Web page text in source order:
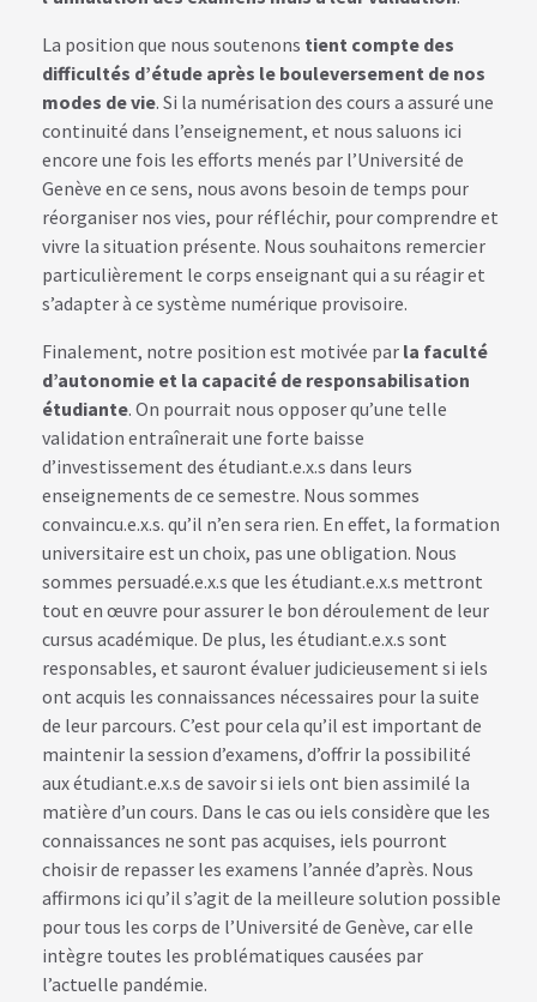
La position que nous soutenons tient compte des
difficultés d’étude après le bouleversement de nos
modes de vie. Si la numérisation des cours a assuré une
continuité dans l’enseignement, et nous saluons ici
encore une fois les efforts menés par l’Université de
Genève en ce sens, nous avons besoin de temps pour
réorganiser nos vies, pour réfléchir, pour comprendre et
vivre la situation présente. Nous souhaitons remercier
particulièrement le corps enseignant qui a su réagir et
s’adapter à ce système numérique provisoire.
Finalement, notre position est motivée par la faculté
d’autonomie et la capacité de responsabilisation
étudiante. On pourrait nous opposer qu’une telle
validation entraînerait une forte baisse
d’investissement des étudiant.e.x.s dans leurs
enseignements de ce semestre. Nous sommes
convaincu.e.x.s. qu’il n’en sera rien. En effet, la formation
universitaire est un choix, pas une obligation. Nous
sommes persuadé.e.x.s que les étudiant.e.x.s mettront
tout en œuvre pour assurer le bon déroulement de leur
cursus académique. De plus, les étudiant.e.x.s sont
responsables, et sauront évaluer judicieusement si iels
ont acquis les connaissances nécessaires pour la suite
de leur parcours. C’est pour cela qu’il est important de
maintenir la session d’examens, d’offrir la possibilité
aux étudiant.e.x.s de savoir si iels ont bien assimilé la
matière d’un cours. Dans le cas ou iels considère que les
connaissances ne sont pas acquises, iels pourront
choisir de repasser les examens l’année d’après. Nous
affirmons ici qu’il s’agit de la meilleure solution possible
pour tous les corps de l’Université de Genève, car elle
intègre toutes les problématiques causées par
l’actuelle pandémie.